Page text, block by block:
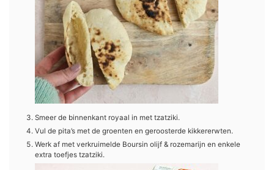
Smeer de binnenkant royaal in met tzatziki.
Vul de pita’s met de groenten en geroosterde kikkererwten.
Werk af met verkruimelde Boursin olijf & rozemarijn en enkele
extra toefjes tzatziki.